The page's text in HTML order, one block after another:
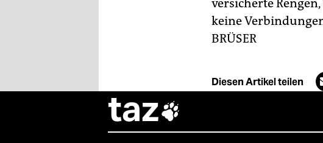
versicherte
keine
BRÜSER
Diesen Artikel teilen
taz